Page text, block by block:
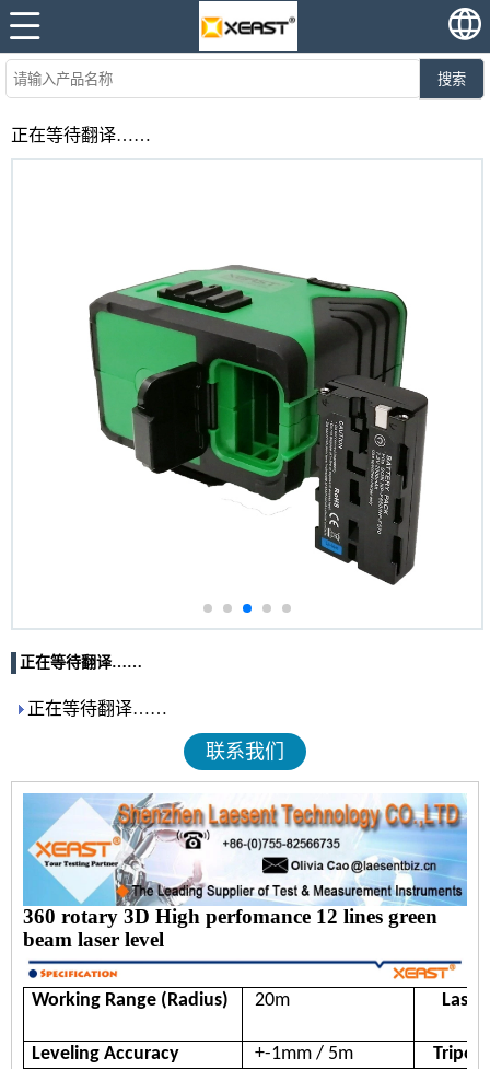
搜索
正在等待翻译……
正在等待翻译……
正在等待翻译……
联系我们
360 rotary 3D High perfomance 12 lines green
beam laser level
Working Range (Radius) 20m Laser
Leveling Accuracy +-1mm / 5m
Tripot